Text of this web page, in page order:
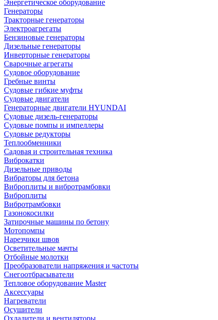
Энергетическое оборудование
Генераторы
Тракторные генераторы
Электроагрегаты
Бензиновые генераторы
Дизельные генераторы
Инверторные генераторы
Сварочные агрегаты
Судовое оборудование
Гребные винты
Судовые гибкие муфты
Судовые двигатели
Генераторные двигатели HYUNDAI
Судовые дизель-генераторы
Судовые помпы и импеллеры
Судовые редукторы
Теплообменники
Садовая и строительная техника
Виброкатки
Дизельные приводы
Вибраторы для бетона
Виброплиты и вибротрамбовки
Виброплиты
Вибротрамбовки
Газонокосилки
Затирочные машины по бетону
Мотопомпы
Нарезчики швов
Осветительные мачты
Отбойные молотки
Преобразователи напряжения и частоты
Снегоотбрасыватели
Тепловое оборудование Master
Аксессуары
Нагреватели
Осушители
Охладители и вентиляторы